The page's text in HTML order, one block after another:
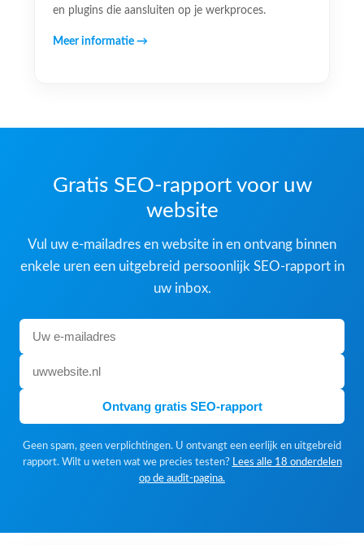
en plugins die aansluiten op je werkproces.
Meer informatie →
Gratis SEO-rapport voor uw
website
Vul uw e-mailadres en website in en ontvang binnen
enkele uren een uitgebreid persoonlijk SEO-rapport in
uw inbox.
Ontvang gratis SEO-rapport
Geen spam, geen verplichtingen. U ontvangt een eerlijk en uitgebreid
rapport. Wilt u weten wat we precies testen? Lees alle 18 onderdelen
op de audit-pagina.